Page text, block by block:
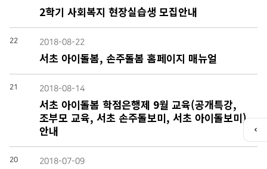
2학기 사회복지 현장실습생 모집안내
22
서초 아이돌봄, 손주돌봄 홈페이지 매뉴얼
2018-08-22
21
서초 아이돌봄 학점은행제 9월 교육(공개특강,
조부모 교육, 서초 손주돌보미, 서초 아이돌보미)
안내
2018-08-14
20 2018-07-09
퀵
메